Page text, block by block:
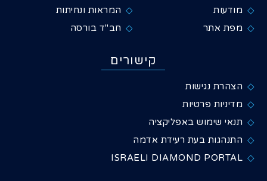
מודעות
המראות ונחיתות
מפת אתר
חב"ד בורסה
קישורים
הצהרת נגישות
מדיניות פרטיות
תנאי שימוש באפליקציה
התנהגות בעת רעידת אדמה
ISRAELI DIAMOND PORTAL